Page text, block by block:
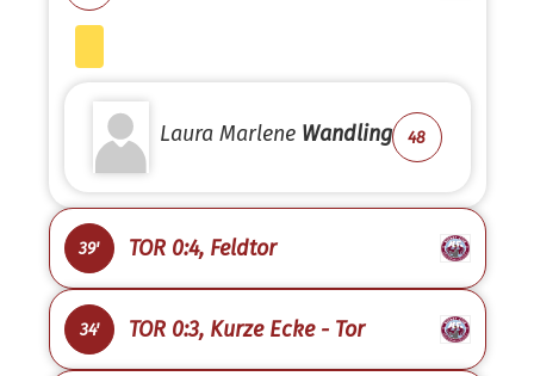
Laura Marlene Wandling 48
39' TOR 0:4, Feldtor
34' TOR 0:3, Kurze Ecke - Tor